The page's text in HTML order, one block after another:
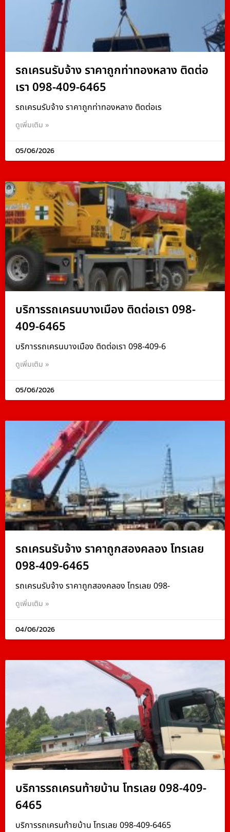
รถเครนรับจ้าง ราคาถูกท่าทองหลาง ติดต่อ
เรา 098-409-6465
รถเครนรับจ้าง ราคาถูกท่าทองหลาง ติดต่อเร
ดูเพิ่มเติม »
05/06/2026
บริการรถเครนบางเมือง ติดต่อเรา 098-
409-6465
บริการรถเครนบางเมือง ติดต่อเรา 098-409-6
ดูเพิ่มเติม »
05/06/2026
รถเครนรับจ้าง ราคาถูกสองคลอง โทรเลย
098-409-6465
รถเครนรับจ้าง ราคาถูกสองคลอง โทรเลย 098-
ดูเพิ่มเติม »
04/06/2026
บริการรถเครนท้ายบ้าน โทรเลย 098-409-
6465
บริการรถเครนท้ายบ้าน โทรเลย 098-409-6465